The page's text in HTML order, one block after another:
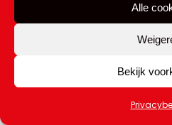
Alle
Bekijk
Maak het verschil:
burgerhulpverlener